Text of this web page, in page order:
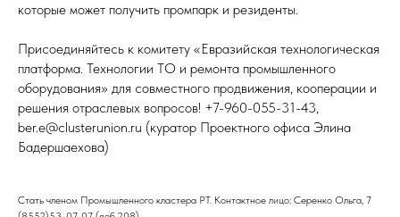
которые может получить промпарк и резиденты.
Присоединяйтесь к комитету «Евразийская технологическая
платформа. Технологии ТО и ремонта промышленного
оборудования» для совместного продвижения, кооперации и
решения отраслевых вопросов! +7-960-055-31-43,
ber.e@clusterunion.ru (куратор Проектного офиса Элина
Бадершаехова)
Стать членом Промышленного кластера РТ. Контактное лицо: Серенко Ольга, 7